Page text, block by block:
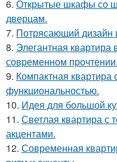
6. Открытые шкафы со
дверцам.
7. Потрясающий дизайн
8. Элегантная квартира
современном прочтении.
9. Компактная квартира
функциональностью.
10. Идея для большой
11. Светлая квартира
акцентами.
12. Современная